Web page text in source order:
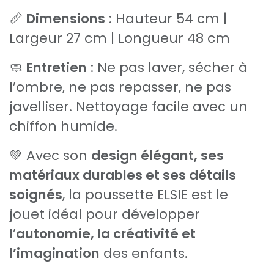
📏 Dimensions : Hauteur 54 cm |
Largeur 27 cm | Longueur 48 cm
🧼 Entretien : Ne pas laver, sécher à
l’ombre, ne pas repasser, ne pas
javelliser. Nettoyage facile avec un
chiffon humide.
💚 Avec son design élégant, ses
matériaux durables et ses détails
soignés, la poussette ELSIE est le
jouet idéal pour développer
l’autonomie, la créativité et
l’imagination des enfants.